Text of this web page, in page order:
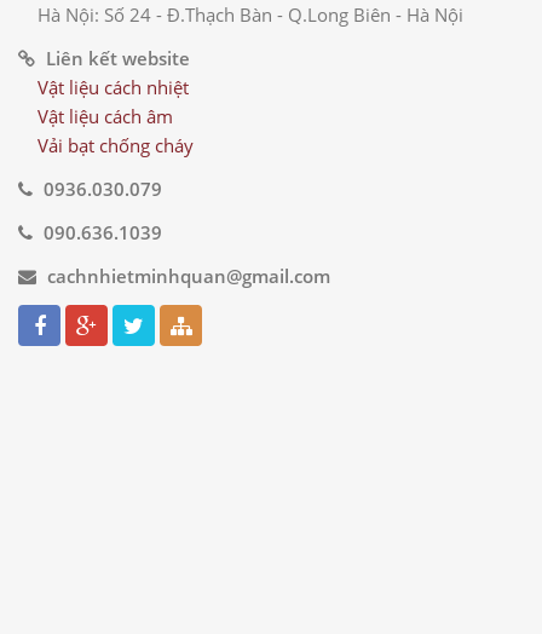
Hà Nội: Số 24 - Đ.Thạch Bàn - Q.Long Biên - Hà Nội
Liên kết website
Vật liệu cách nhiệt
Vật liệu cách âm
Vải bạt chống cháy
0936.030.079
090.636.1039
cachnhietminhquan@gmail.com